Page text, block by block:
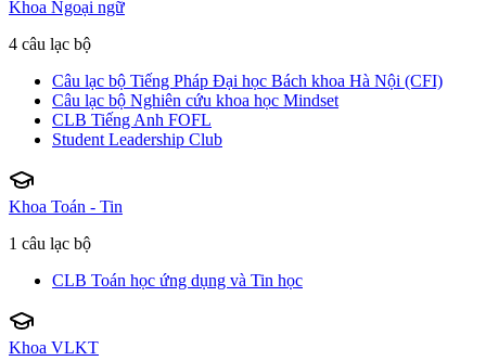
Khoa Ngoại ngữ
4 câu lạc bộ
Câu lạc bộ Tiếng Pháp Đại học Bách khoa Hà Nội (CFI)
Câu lạc bộ Nghiên cứu khoa học Mindset
CLB Tiếng Anh FOFL
Student Leadership Club
Khoa Toán - Tin
1 câu lạc bộ
CLB Toán học ứng dụng và Tin học
Khoa VLKT